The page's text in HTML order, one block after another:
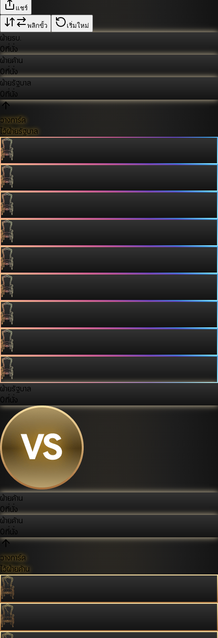
แชร์
พลิกขั้ว เริ่มใหม่
ฝ่ายรบ.
0ที่นั่ง
ฝ่ายค้าน
0ที่นั่ง
ฝ่ายรัฐบาล
0ที่นั่ง
วางการ์ด
ไว้ฝ่ายรัฐบาล
ฝ่ายรัฐบาล
0ที่นั่ง
ฝ่ายค้าน
0ที่นั่ง
ฝ่ายค้าน
0ที่นั่ง
วางการ์ด
ไว้ฝ่ายค้าน